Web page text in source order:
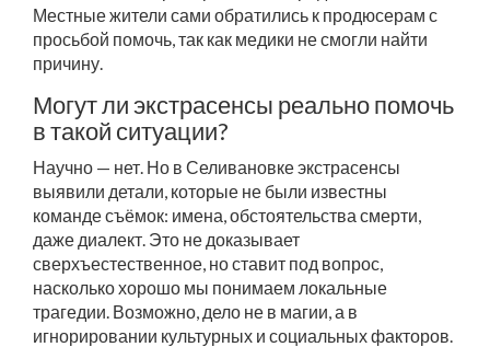
Местные жители сами обратились к продюсерам с
просьбой помочь, так как медики не смогли найти
причину.
Могут ли экстрасенсы реально помочь
в такой ситуации?
Научно — нет. Но в Селивановке экстрасенсы
выявили детали, которые не были известны
команде съёмок: имена, обстоятельства смерти,
даже диалект. Это не доказывает
сверхъестественное, но ставит под вопрос,
насколько хорошо мы понимаем локальные
трагедии. Возможно, дело не в магии, а в
игнорировании культурных и социальных факторов.